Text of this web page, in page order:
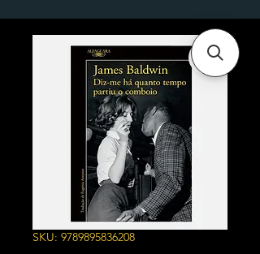
SKU: 9789895836208